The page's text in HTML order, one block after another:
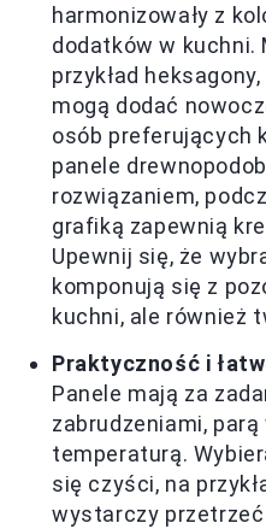
harmonizowały z
dodatków w kuchni.
przykład
mogą dodać
osób preferujących
panele
rozwiązaniem,
grafiką zapewnią
Upewnij się, że
komponują się z
kuchni, ale również
Praktyczność i
Panele mają za
zabrudzeniami,
temperaturą.
się czyści, na
wystarczy